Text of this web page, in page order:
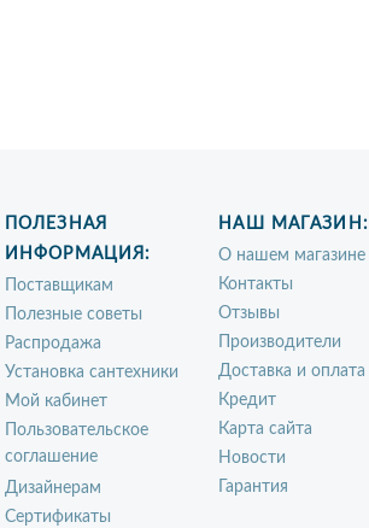
ПОЛЕЗНАЯ
ИНФОРМАЦИЯ:
Поставщикам
Полезные советы
Распродажа
Установка сантехники
Мой кабинет
Пользовательское
соглашение
Дизайнерам
Сертификаты
НАШ МАГАЗИН:
О нашем магазине
Контакты
Отзывы
Производители
Доставка и оплата
Кредит
Карта сайта
Новости
Гарантия